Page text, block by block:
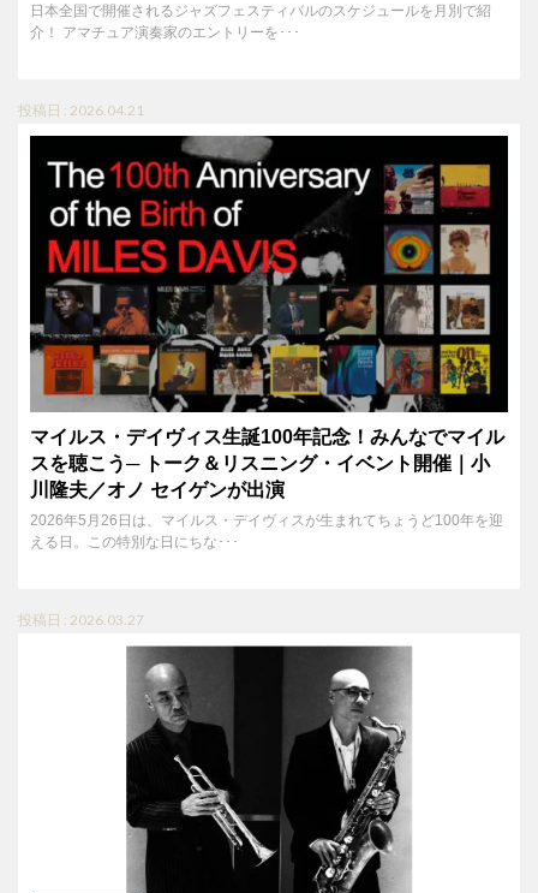
日本全国で開催されるジャズフェスティバルのスケジュールを月別で紹
介！ アマチュア演奏家のエントリーを･･･
投稿日 : 2026.04.21
マイルス・デイヴィス生誕100年記念！みんなでマイル
スを聴こう─ トーク＆リスニング・イベント開催｜小
川隆夫／オノ セイゲンが出演
2026年5月26日は、マイルス・デイヴィスが生まれてちょうど100年を迎
える日。この特別な日にちな･･･
投稿日 : 2026.03.27